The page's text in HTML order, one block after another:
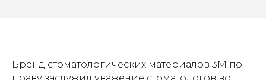
Бренд стоматологических материалов 3М по
праву заслужил уважение стоматологов во